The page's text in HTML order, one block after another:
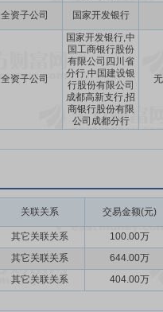
全资子公司 国家开发银行
全资子公司
国家开发银行,中
国工商银行股份
有限公司四川省
分行,中国建设银
行股份有限公司
成都高新支行,招
商银行股份有限
公司成都分行
关联关系 交易金额(元)
其它关联关系
100.00万
其它关联关系
644.00万
其它关联关系 404.00万